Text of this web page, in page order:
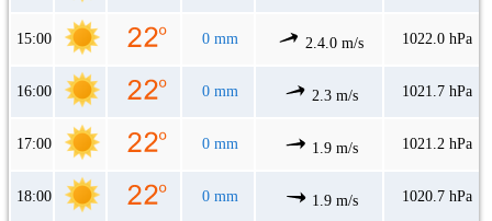
15:00 0 mm 2.4.0 m/s 1022.0 hPa
16:00 0 mm 2.3 m/s 1021.7 hPa
17:00 0 mm 1.9 m/s 1021.2 hPa
18:00 0 mm 1.9 m/s 1020.7 hPa